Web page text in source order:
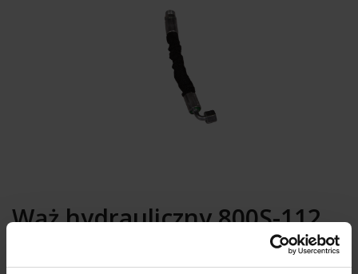
Wąż hydrauliczny 800S-112,